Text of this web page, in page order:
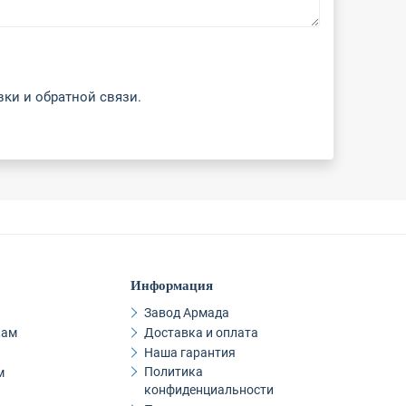
и обратной связи.
Информация
Завод Армада
Доставка и оплата
Наша гарантия
Политика
конфиденциальности